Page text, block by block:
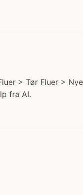
> Tør Fluer >
fra AI.